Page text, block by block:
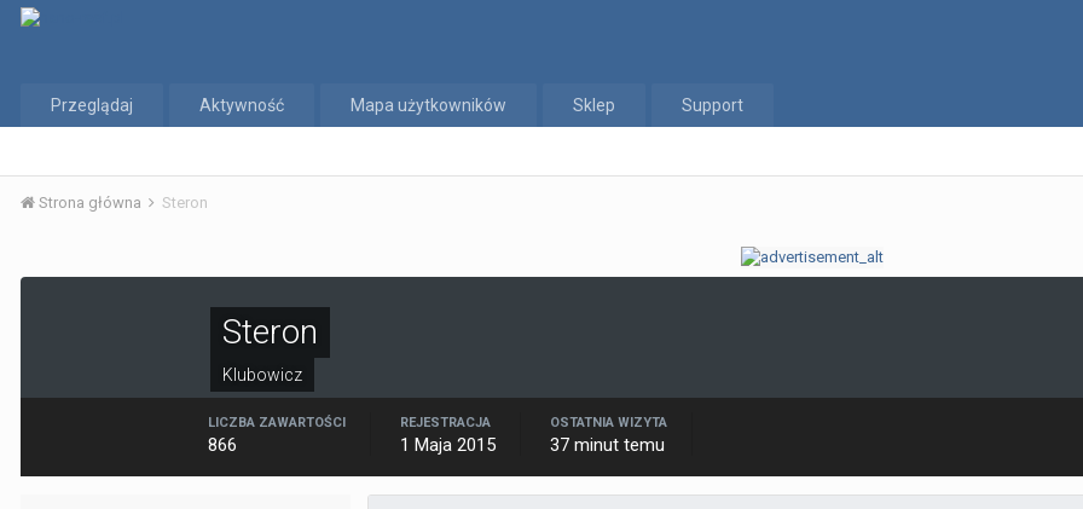
Przeglądaj Aktywność Mapa użytkowników Sklep Support
Strona główna Steron
Steron
Klubowicz
LICZBA ZAWARTOŚCI
866
REJESTRACJA
1 Maja 2015
OSTATNIA WIZYTA
37 minut temu